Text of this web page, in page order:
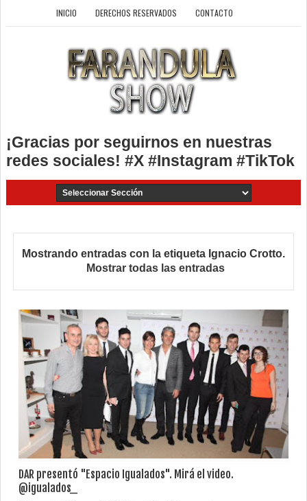
INICIO DERECHOS RESERVADOS CONTACTO
¡Gracias por seguirnos en nuestras
redes sociales! #X #Instagram #TikTok
Mostrando entradas con la etiqueta Ignacio Crotto.
Mostrar todas las entradas
DAR presentó "Espacio Igualados". Mirá el video.
@igualados_